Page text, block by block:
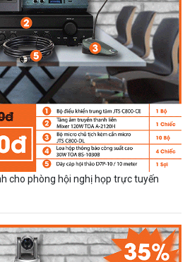
cho phòng hội nghị họp trực tuyến